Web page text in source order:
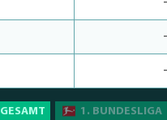
-
-
GESAMT 1. BUNDESLIGA